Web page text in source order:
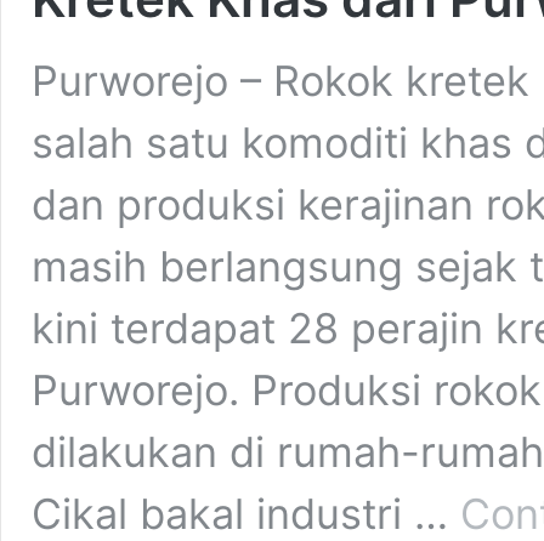
Purworejo – Rokok
salah satu komoditi khas
dan produksi kerajinan
masih berlangsung sejak
kini terdapat 28 perajin
Purworejo. Produksi
dilakukan di rumah-
Cikal bakal industri …